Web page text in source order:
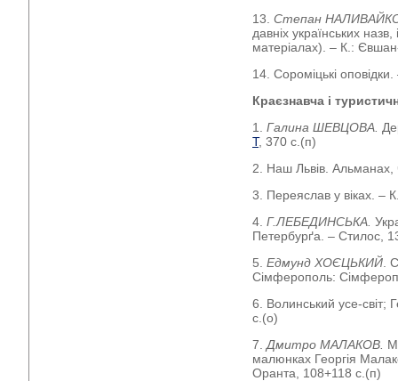
13. Степан
давніх українських
матеріалах). – К.:
14. Сороміцькі оповідки.
Краєзнавча і
1. Галина ШЕВЦОВА.
Т, 370 с.(п)
2. Наш Львів. Альманах,
3. Переяслав у віках. –
4. Г.ЛЕБЕДИНСЬКА.
Петербурґа. – Стилос,
5. Едмунд ХОЄЦЬКИЙ .
Сімферополь:
6. Волинський усе-світ;
с.(о)
7. Дмитро МАЛАКОВ.
малюнках Георгія
Оранта, 108+118 с.(п)